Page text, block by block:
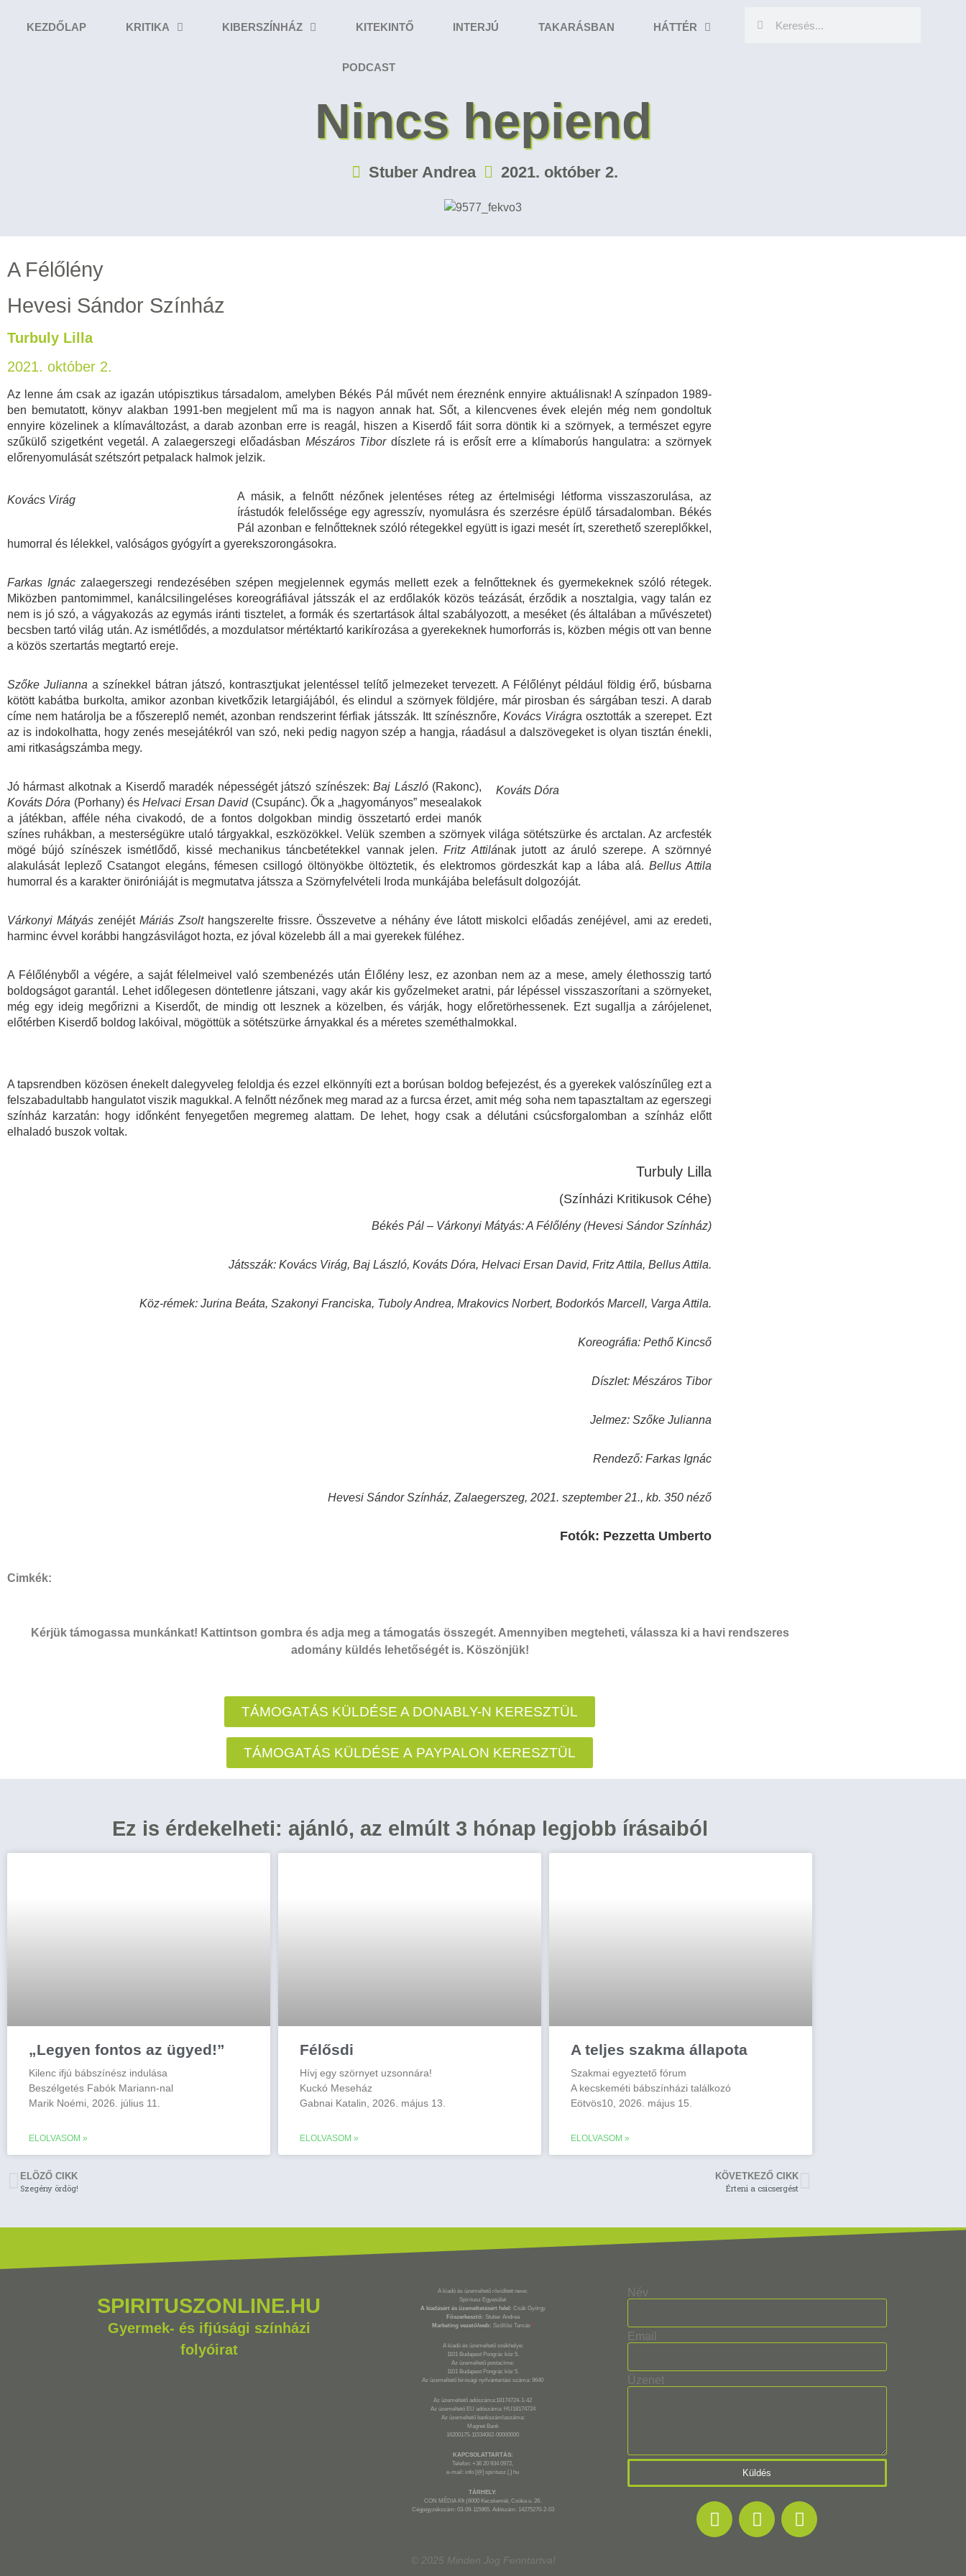
KEZDŐLAP KRITIKA KIBERSZÍNHÁZ KITEKINTŐ INTERJÚ TAKARÁSBAN HÁTTÉR
PODCAST
Nincs hepiend
Stuber Andrea 2021. október 2.
A Félőlény
Hevesi Sándor Színház
Turbuly Lilla
2021. október 2.
Az lenne ám csak az igazán utópisztikus társadalom, amelyben Békés Pál művét nem éreznénk ennyire aktuálisnak! A színpadon 1989-
ben bemutatott, könyv alakban 1991-ben megjelent mű ma is nagyon annak hat. Sőt, a kilencvenes évek elején még nem gondoltuk
ennyire közelinek a klímaváltozást, a darab azonban erre is reagál, hiszen a Kiserdő fáit sorra döntik ki a szörnyek, a természet egyre
szűkülő szigetként vegetál. A zalaegerszegi előadásban Mészáros Tibordíszlete rá is erősít erre a klímaborús hangulatra: a szörnyek
előrenyomulását szétszórt petpalack halmok jelzik.
Kovács Virág
A másik, a felnőtt nézőnek jelentéses réteg az értelmiségi létforma visszaszorulása, az
írástudók felelőssége egy agresszív, nyomulásra és szerzésre épülő társadalomban. Békés
Pál azonban e felnőtteknek szóló rétegekkel együtt is igazi mesét írt, szerethető szereplőkkel,
humorral és lélekkel, valóságos gyógyírt a gyerekszorongásokra.
Farkas Ignác zalaegerszegi rendezésében szépen megjelennek egymás mellett ezek a felnőtteknek és gyermekeknek szóló rétegek.
Miközben pantomimmel, kanálcsilingeléses koreográfiával játsszák el az erdőlakók közös teázását, érződik a nosztalgia, vagy talán ez
nem is jó szó, a vágyakozás az egymás iránti tisztelet, a formák és szertartások által szabályozott, a meséket (és általában a művészetet)
becsben tartó világ után. Az ismétlődés, a mozdulatsor mértéktartó karikírozása a gyerekeknek humorforrás is, közben mégis ott van benne
a közös szertartás megtartó ereje.
Szőke Julianna a színekkel bátran játszó, kontrasztjukat jelentéssel telítő jelmezeket tervezett. A Félőlényt például földig érő, búsbarna
kötött kabátba burkolta, amikor azonban kivetkőzik letargiájából, és elindul a szörnyek földjére, már pirosban és sárgában teszi. A darab
címe nem határolja be a főszereplő nemét, azonban rendszerint férfiak játsszák. Itt színésznőre, Kovács Virágra osztották a szerepet. Ezt
az is indokolhatta, hogy zenés mesejátékról van szó, neki pedig nagyon szép a hangja, ráadásul a dalszövegeket is olyan tisztán énekli,
ami ritkaságszámba megy.
Kováts Dóra
Jó hármast alkotnak a Kiserdő maradék népességét játszó színészek:Baj László(Rakonc),
Kováts Dóra (Porhany) ésHelvaci Ersan David(Csupánc). Ők a „hagyományos” mesealakok
a játékban, afféle néha civakodó, de a fontos dolgokban mindig összetartó erdei manók
színes ruhákban, a mesterségükre utaló tárgyakkal, eszközökkel. Velük szemben a szörnyek világa sötétszürke és arctalan. Az arcfesték
mögé bújó színészek ismétlődő, kissé mechanikus táncbetétekkel vannak jelen.Fritz Attilának jutott az áruló szerepe. A szörnnyé
alakulását leplező Csatangot elegáns, fémesen csillogó öltönyökbe öltöztetik, és elektromos gördeszkát kap a lába alá. Bellus Attila
humorral és a karakter öniróniáját is megmutatva játssza a Szörnyfelvételi Iroda munkájába belefásult dolgozóját.
Várkonyi Mátyás zenéjétMáriás Zsolthangszerelte frissre. Összevetve a néhány éve látott miskolci előadás zenéjével, ami az eredeti,
harminc évvel korábbi hangzásvilágot hozta, ez jóval közelebb áll a mai gyerekek füléhez.
A Félőlényből a végére, a saját félelmeivel való szembenézés után Élőlény lesz, ez azonban nem az a mese, amely élethosszig tartó
boldogságot garantál. Lehet időlegesen döntetlenre játszani, vagy akár kis győzelmeket aratni, pár lépéssel visszaszorítani a szörnyeket,
még egy ideig megőrizni a Kiserdőt, de mindig ott lesznek a közelben, és várják, hogy előretörhessenek. Ezt sugallja a zárójelenet,
előtérben Kiserdő boldog lakóival, mögöttük a sötétszürke árnyakkal és a méretes szeméthalmokkal.
A tapsrendben közösen énekelt dalegyveleg feloldja és ezzel elkönnyíti ezt a borúsan boldog befejezést, és a gyerekek valószínűleg ezt a
felszabadultabb hangulatot viszik magukkal. A felnőtt nézőnek meg marad az a furcsa érzet, amit még soha nem tapasztaltam az egerszegi
színház karzatán: hogy időnként fenyegetően megremeg alattam. De lehet, hogy csak a délutáni csúcsforgalomban a színház előtt
elhaladó buszok voltak.
Turbuly Lilla
(Színházi Kritikusok Céhe)
Békés Pál – Várkonyi Mátyás: A Félőlény (Hevesi Sándor Színház)
Játsszák: Kovács Virág, Baj László, Kováts Dóra, Helvaci Ersan David, Fritz Attila, Bellus Attila.
Köz-rémek: Jurina Beáta, Szakonyi Franciska, Tuboly Andrea, Mrakovics Norbert, Bodorkós Marcell, Varga Attila.
Koreográfia: Pethő Kincső
Díszlet: Mészáros Tibor
Jelmez: Szőke Julianna
Rendező: Farkas Ignác
Hevesi Sándor Színház, Zalaegerszeg, 2021. szeptember 21., kb. 350 néző
Fotók: Pezzetta Umberto
Cimkék:
Kérjük támogassa munkánkat! Kattintson gombra és adja meg a támogatás összegét. Amennyiben megteheti, válassza ki a havi rendszeres
adomány küldés lehetőségét is. Köszönjük!
TÁMOGATÁS KÜLDÉSE A DONABLY-N KERESZTÜL
TÁMOGATÁS KÜLDÉSE A PAYPALON KERESZTÜL
Ez is érdekelheti: ajánló, az elmúlt 3 hónap legjobb írásaiból
„Legyen fontos az ügyed!”
Kilenc ifjú bábszínész indulása
Beszélgetés Fabók Mariann-nal
Marik Noémi, 2026. július 11.
ELOLVASOM »
Félősdi
Hívj egy szörnyet uzsonnára!
Kuckó Meseház
Gabnai Katalin, 2026. május 13.
ELOLVASOM »
A teljes szakma állapota
Szakmai egyeztető fórum
A kecskeméti bábszínházi találkozó
Eötvös10, 2026. május 15.
ELOLVASOM »
ELÖZŐ CIKK
Szegény ördög!
KÖVETKEZŐ CIKK
Érteni a csicsergést
SPIRITUSZONLINE.HU
Gyermek- és ifjúsági színházi
folyóirat
A kiadó és üzemeltető rövidített neve:
Spiritusz Egyesület
A kiadásért és üzemeltetésért felel: Csák György
Főszerkesztő: Stuber Andrea
Marketing vezető/web: Szöllősi Tamás *
A kiadó és üzemeltető székhelye:
1101 Budapest Pongrác köz 5.
Az üzemeltető postacíme:
1101 Budapest Pongrác köz 5.
Az üzemeltető bírósági nyilvántartási száma: 9640
Az üzemeltető adószáma:18174724-1-42
Az üzemeltető EU adószáma: HU18174724
Az üzemeltető bankszámlaszáma:
Magnet Bank
16200175-11534062-00000000
KAPCSOLATTARTÁS:
Telefon: +36 20 934 0972,
e-mail: info [@] spiritusz [.] hu
TÁRHELY:
CON MÉDIA Kft (6000 Kecskemét, Csóka u. 26.
Cégjegyzékszám: 03-09-115965. Adószám: 14275270-2-03
Név
Email
Üzenet
Küldés
© 2025 Minden Jog Fenntartva!